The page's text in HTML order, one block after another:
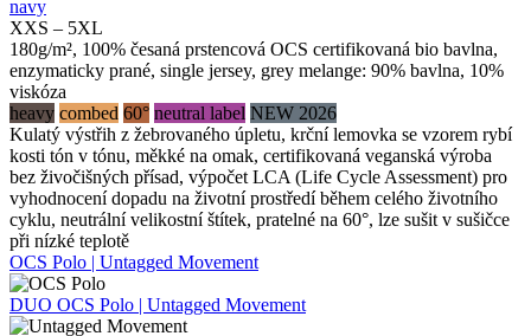
navy
XXS – 5XL
180g/m², 100% česaná prstencová OCS certifikovaná bio bavlna,
enzymaticky prané, single jersey, grey melange: 90% bavlna, 10%
viskóza
heavy combed 60° neutral label NEW 2026
Kulatý výstřih z žebrovaného úpletu, krční lemovka se vzorem rybí
kosti tón v tónu, měkké na omak, certifikovaná veganská výroba
bez živočišných přísad, výpočet LCA (Life Cycle Assessment) pro
vyhodnocení dopadu na životní prostředí během celého životního
cyklu, neutrální velikostní štítek, pratelné na 60°, lze sušit v sušičce
při nízké teplotě
OCS Polo | Untagged Movement
DUO OCS Polo | Untagged Movement